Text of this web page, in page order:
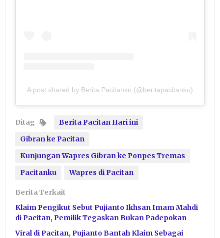
A post shared by Berita Pacitanku (@beritapacitanku)
Ditag
Berita Pacitan Hari ini
Gibran ke Pacitan
Kunjungan Wapres Gibran ke Ponpes Tremas
Pacitanku
Wapres di Pacitan
Berita Terkait
Klaim Pengikut Sebut Pujianto Ikhsan Imam Mahdi
di Pacitan, Pemilik Tegaskan Bukan Padepokan
Viral di Pacitan, Pujianto Bantah Klaim Sebagai